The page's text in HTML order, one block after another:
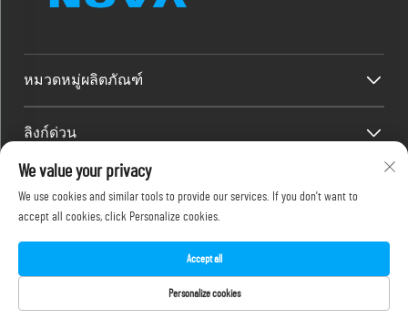
หมวดหมู่ผลิตภัณฑ์
ลิงก์ด่วน
Office add : ชั้น 2F, 486-2 ถนนจินหยวนซี 2 แขวงจีเหมย เมืองเซียะ
เหมิน
โทรศัพท์:+86-18150386505
ลิขสิทธิ์ © 2025 โดย NOVA Inkjet Technology Co., Ltd.
We value your privacy
We use cookies and similar tools to provide our services. If you don't want to
accept all cookies, click Personalize cookies.
Personalize cookies
Accept all